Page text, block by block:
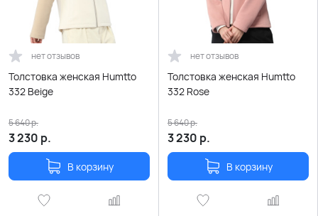
нет отзывов
Толстовка женская Humtto
332 Beige
3 230 р.
5 640р.
В корзину
нет отзывов
Толстовка женская Humtto
332 Rose
3 230 р.
5 640р.
В корзину